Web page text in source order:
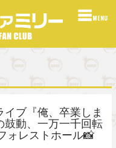
MENU
ブ『俺、卒業しま
動、一万一千回転
ォレストホール📸